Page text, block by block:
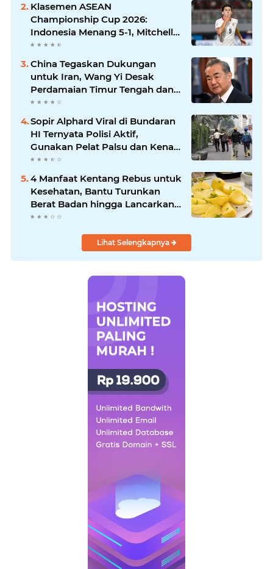
Klasemen ASEAN
Championship Cup 2026:
Indonesia Menang 5-1, Mitchell
Baker Hattrick dan Puncaki Top
Skor
China Tegaskan Dukungan
untuk Iran, Wang Yi Desak
Perdamaian Timur Tengah dan
Soroti Ketegangan dengan AS
Sopir Alphard Viral di Bundaran
HI Ternyata Polisi Aktif,
Gunakan Pelat Palsu dan Kena
Tilang
4 Manfaat Kentang Rebus untuk
Kesehatan, Bantu Turunkan
Berat Badan hingga Lancarkan
Pencernaan
Lihat Selengkapnya